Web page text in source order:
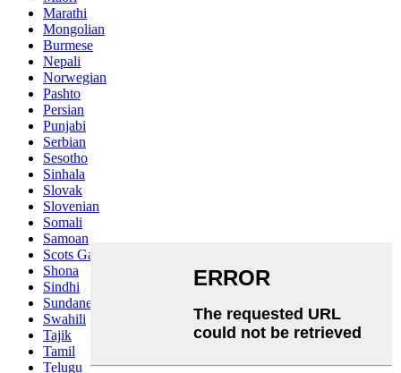
Marathi
Mongolian
Burmese
Nepali
Norwegian
Pashto
Persian
Punjabi
Serbian
Sesotho
Sinhala
Slovak
Slovenian
Somali
Samoan
Scots Gaelic
Shona
Sindhi
Sundanese
Swahili
Tajik
Tamil
Telugu